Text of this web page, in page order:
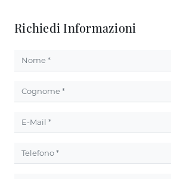
Richiedi Informazioni